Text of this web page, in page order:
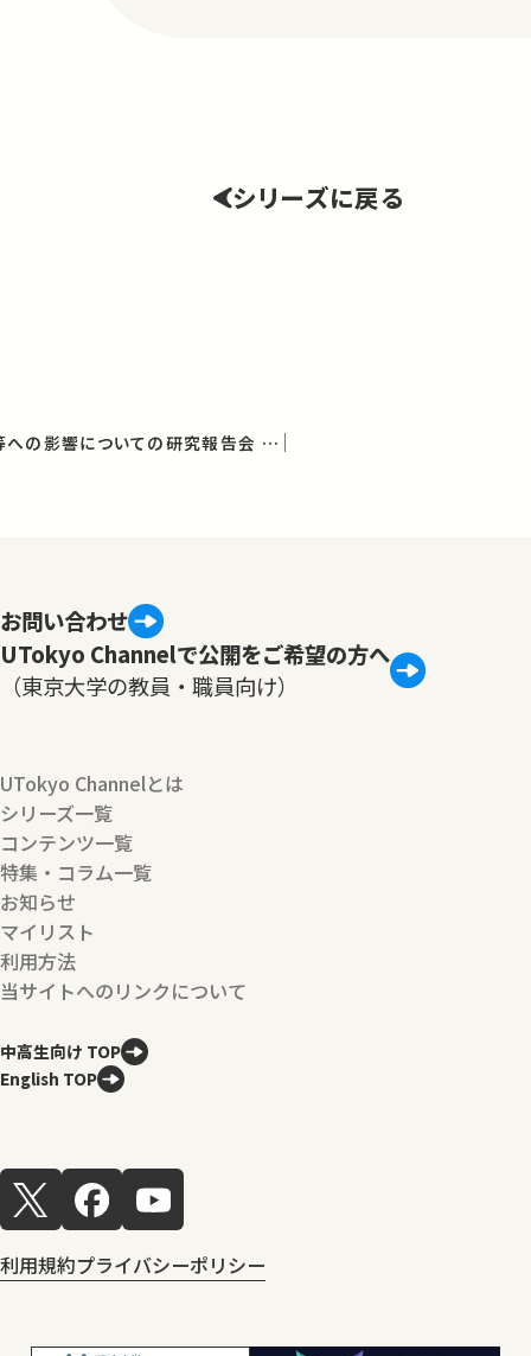
シリーズに戻る
放射能の農畜水産物等への影響についての研究報告会 第15回報告会
お問い合わせ
UTokyo Channelで公開をご希望の方へ
（東京大学の教員・職員向け）
UTokyo Channelとは
シリーズ一覧
コンテンツ一覧
特集・コラム一覧
お知らせ
マイリスト
利用方法
当サイトへのリンクについて
中高生向け TOP
English TOP
利用規約プライバシーポリシー